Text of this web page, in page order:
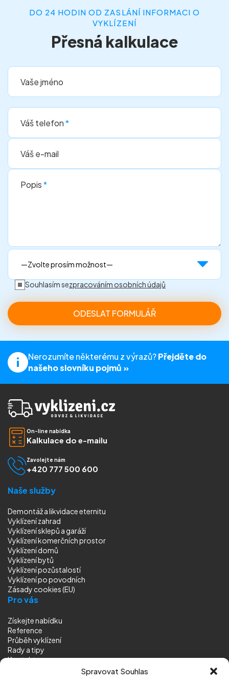
Spravovat Souhlas
DO 24 HODIN OD ZASLÁNÍ INFORMACI O
VYKLÍZENÍ
Přesná kalkulace
Vaše jméno
Váš telefon*
Váš e-mail
Popis*
Souhlasím sezpracováním osobních údajů
Nerozumíte některému z výrazů?Přejděte do
našeho slovníku pojmů »
On-line nabídka
Kalkulace do e-mailu
Zavolejte nám
+420 777 500 600
Naše služby
Demontáž a likvidace eternitu
Vyklízení zahrad
Vyklízení sklepů a garáží
Vyklízení komerčních prostor
Vyklízení domů
Vyklízení bytů
Vyklízení pozůstalostí
Vyklízenípo povodních
Zásady cookies (EU)
Pro vás
Získejte nabídku
Reference
Průběh vyklízení
Rady a tipy
Kontakt